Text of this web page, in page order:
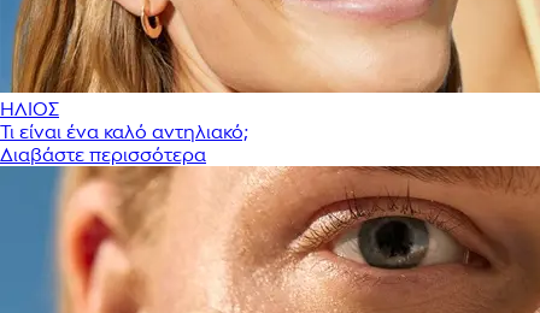
ΗΛΙΟΣ
Τι είναι ένα καλό αντηλιακό;
Διαβάστε περισσότερα